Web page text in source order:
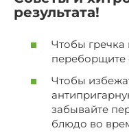
результата!
Чтобы гречка
переборщите
Чтобы
забывайте
блюдо во